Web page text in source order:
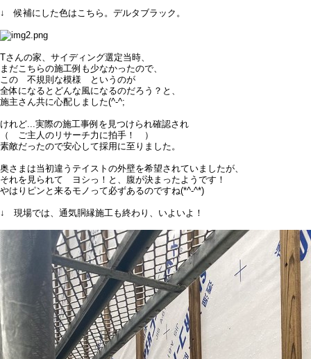
↓ 候補にした色はこちら。デルタブラック。
Tさんの家、サイディング選定当時、
まだこちらの施工例も少なかったので、
この 不規則な模様 というのが
全体になるとどんな風になるのだろう？と、
施主さん共に心配しました(^-^;
けれど...実際の施工事例を見つけられ確認され
（ ご主人のリサーチ力に拍手！ ）
素敵だったので安心して採用に至りました。
奥さまは当初違うテイストの外壁を希望されていましたが、
それを見られて ヨシっ！と、腹が決まったようです！
やはりピンと来るモノって必ずあるのですね(*^-^*)
↓ 現場では、通気胴縁施工も終わり、いよいよ！